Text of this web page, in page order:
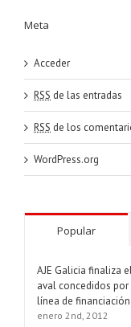
Meta
Acceder
RSS de las entradas
RSS de los
WordPress.org
Popular
AJE Galicia finaliza
aval concedidos
línea de financiación
enero 2nd, 2012